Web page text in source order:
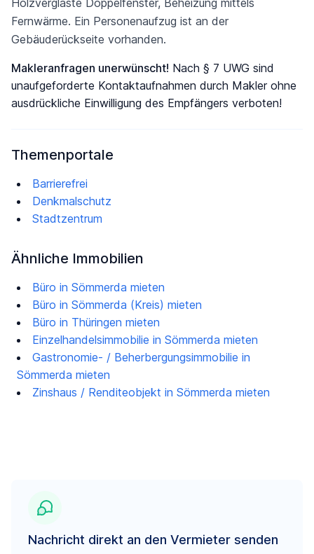
Holzverglaste Doppelfenster, Beheizung mittels
Fernwärme. Ein Personenaufzug ist an der
Gebäuderückseite vorhanden.
Makleranfragen unerwünscht! Nach § 7 UWG sind
unaufgeforderte Kontaktaufnahmen durch Makler ohne
ausdrückliche Einwilligung des Empfängers verboten!
Themenportale
Barrierefrei
Denkmalschutz
Stadtzentrum
Ähnliche Immobilien
Büro in Sömmerda mieten
Büro in Sömmerda (Kreis) mieten
Büro in Thüringen mieten
Einzelhandelsimmobilie in Sömmerda mieten
Gastronomie- / Beherbergungsimmobilie in
Sömmerda mieten
Zinshaus / Renditeobjekt in Sömmerda mieten
Nachricht direkt an den Vermieter senden